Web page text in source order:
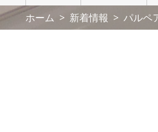
ホーム 新着情報 パルペ